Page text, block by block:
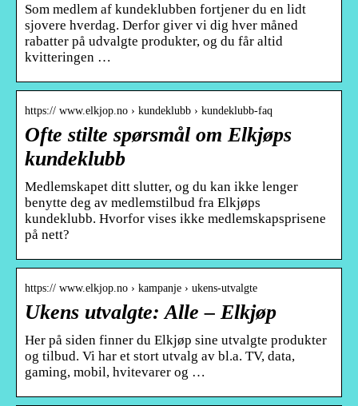
Som medlem af kundeklubben fortjener du en lidt
sjovere hverdag. Derfor giver vi dig hver måned
rabatter på udvalgte produkter, og du får altid
kvitteringen …
https:// www.elkjop.no › kundeklubb › kundeklubb-faq
Ofte stilte spørsmål om Elkjøps
kundeklubb
Medlemskapet ditt slutter, og du kan ikke lenger
benytte deg av medlemstilbud fra Elkjøps
kundeklubb. Hvorfor vises ikke medlemskapsprisene
på nett?
https:// www.elkjop.no › kampanje › ukens-utvalgte
Ukens utvalgte: Alle – Elkjøp
Her på siden finner du Elkjøp sine utvalgte produkter
og tilbud. Vi har et stort utvalg av bl.a. TV, data,
gaming, mobil, hvitevarer og …